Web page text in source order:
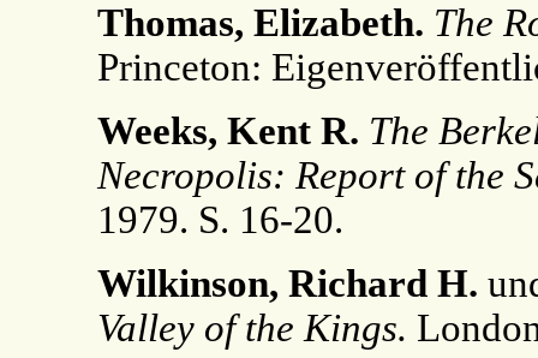
Thomas, Elizabeth. The
Princeton:
Weeks, Kent R. The
Necropolis: Report of the
1979. S. 16-20.
Wilkinson, Richard H.
Valley of the Kings.